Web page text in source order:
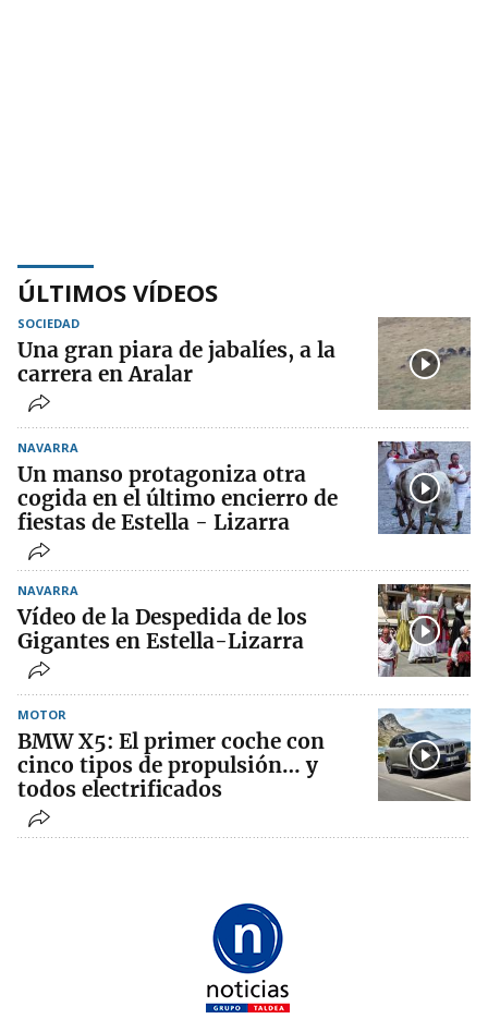
ÚLTIMOS VÍDEOS
SOCIEDAD
Una gran piara de jabalíes, a la
carrera en Aralar
NAVARRA
Un manso protagoniza otra
cogida en el último encierro de
fiestas de Estella - Lizarra
NAVARRA
Vídeo de la Despedida de los
Gigantes en Estella-Lizarra
MOTOR
BMW X5: El primer coche con
cinco tipos de propulsión… y
todos electrificados